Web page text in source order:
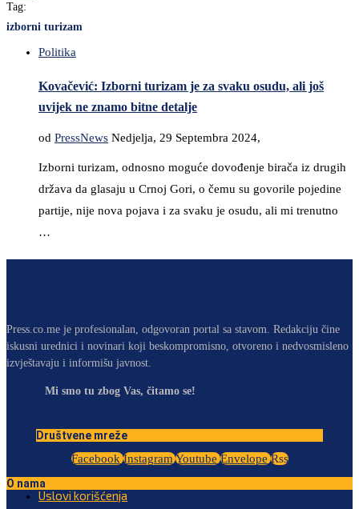
Tag:
izborni turizam
Politika
Kovačević: Izborni turizam je za svaku osudu, ali još
uvijek ne znamo bitne detalje
od PressNews Nedjelja, 29 Septembra 2024,
Izborni turizam, odnosno moguće dovođenje birača iz drugih
država da glasaju u Crnoj Gori, o čemu su govorile pojedine
partije, nije nova pojava i za svaku je osudu, ali mi trenutno
…
Press.co.me je profesionalan, odgovoran portal sa stavom. Redakciju čine
iskusni urednici i novinari koji beskompromisno, otvoreno i nedvosmisleno
izvještavaju i informišu javnost.
Mi smo tu zbog Vas, čitamo se!
Društvene mreže
Facebook Instagram Youtube Envelope Rss
O nama
Uslovi korišćenja